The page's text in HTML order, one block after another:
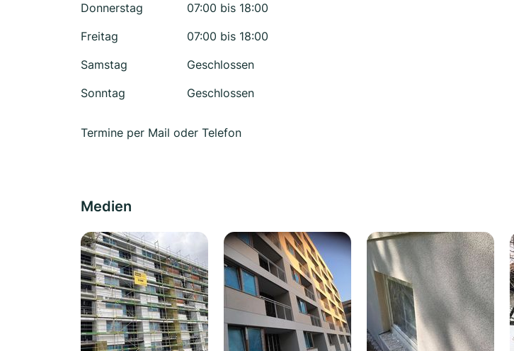
Donnerstag
07:00 bis 18:00
Freitag
07:00 bis 18:00
Samstag
Geschlossen
Sonntag
Geschlossen
Termine per Mail oder Telefon
Medien